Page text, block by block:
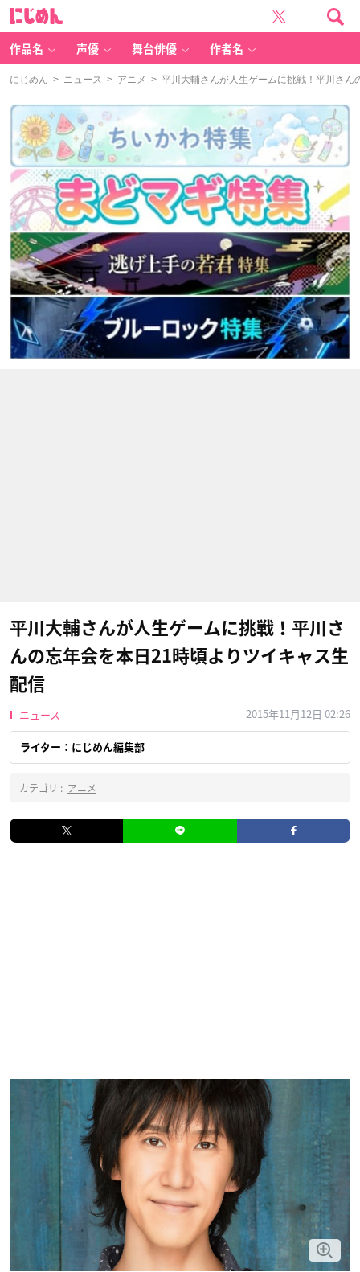
作品名 声優 舞台俳優 作者名
にじめん > ニュース > アニメ > 平川大輔さんが人生ゲームに挑戦！平川さん
平川大輔さんが人生ゲームに挑戦！平川さ
んの忘年会を本日21時頃よりツイキャス生
配信
ニュース 2015年11月12日 02:26
ライター：にじめん編集部
カテゴリ : アニメ